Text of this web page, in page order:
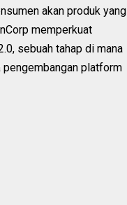
akan produk yang
memperkuat
sebuah tahap di mana
platform